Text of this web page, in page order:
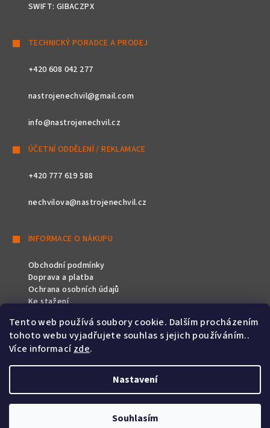
Tento web používá soubory cookie. Dalším procházením
tohoto webu vyjadřujete souhlas s jejich používáním..
Více informacízde.
Nastavení
Souhlasím
SWIFT: GIBACZPX
TECHNICKÝ PORADCE A PRODEJ
+420 608 042 277
nastrojenechvil@gmail.com
info@nastrojenechvil.cz
ÚČETNÍ ODDĚLENÍ / REKLAMACE
+420 777 619 588
nechvilova@nastrojenechvil.cz
INFORMACE O NÁKUPU
Obchodní podmínky
Doprava a platba
Ochrana osobních údajů
Ke stažení
SLEDUJTE NÁS